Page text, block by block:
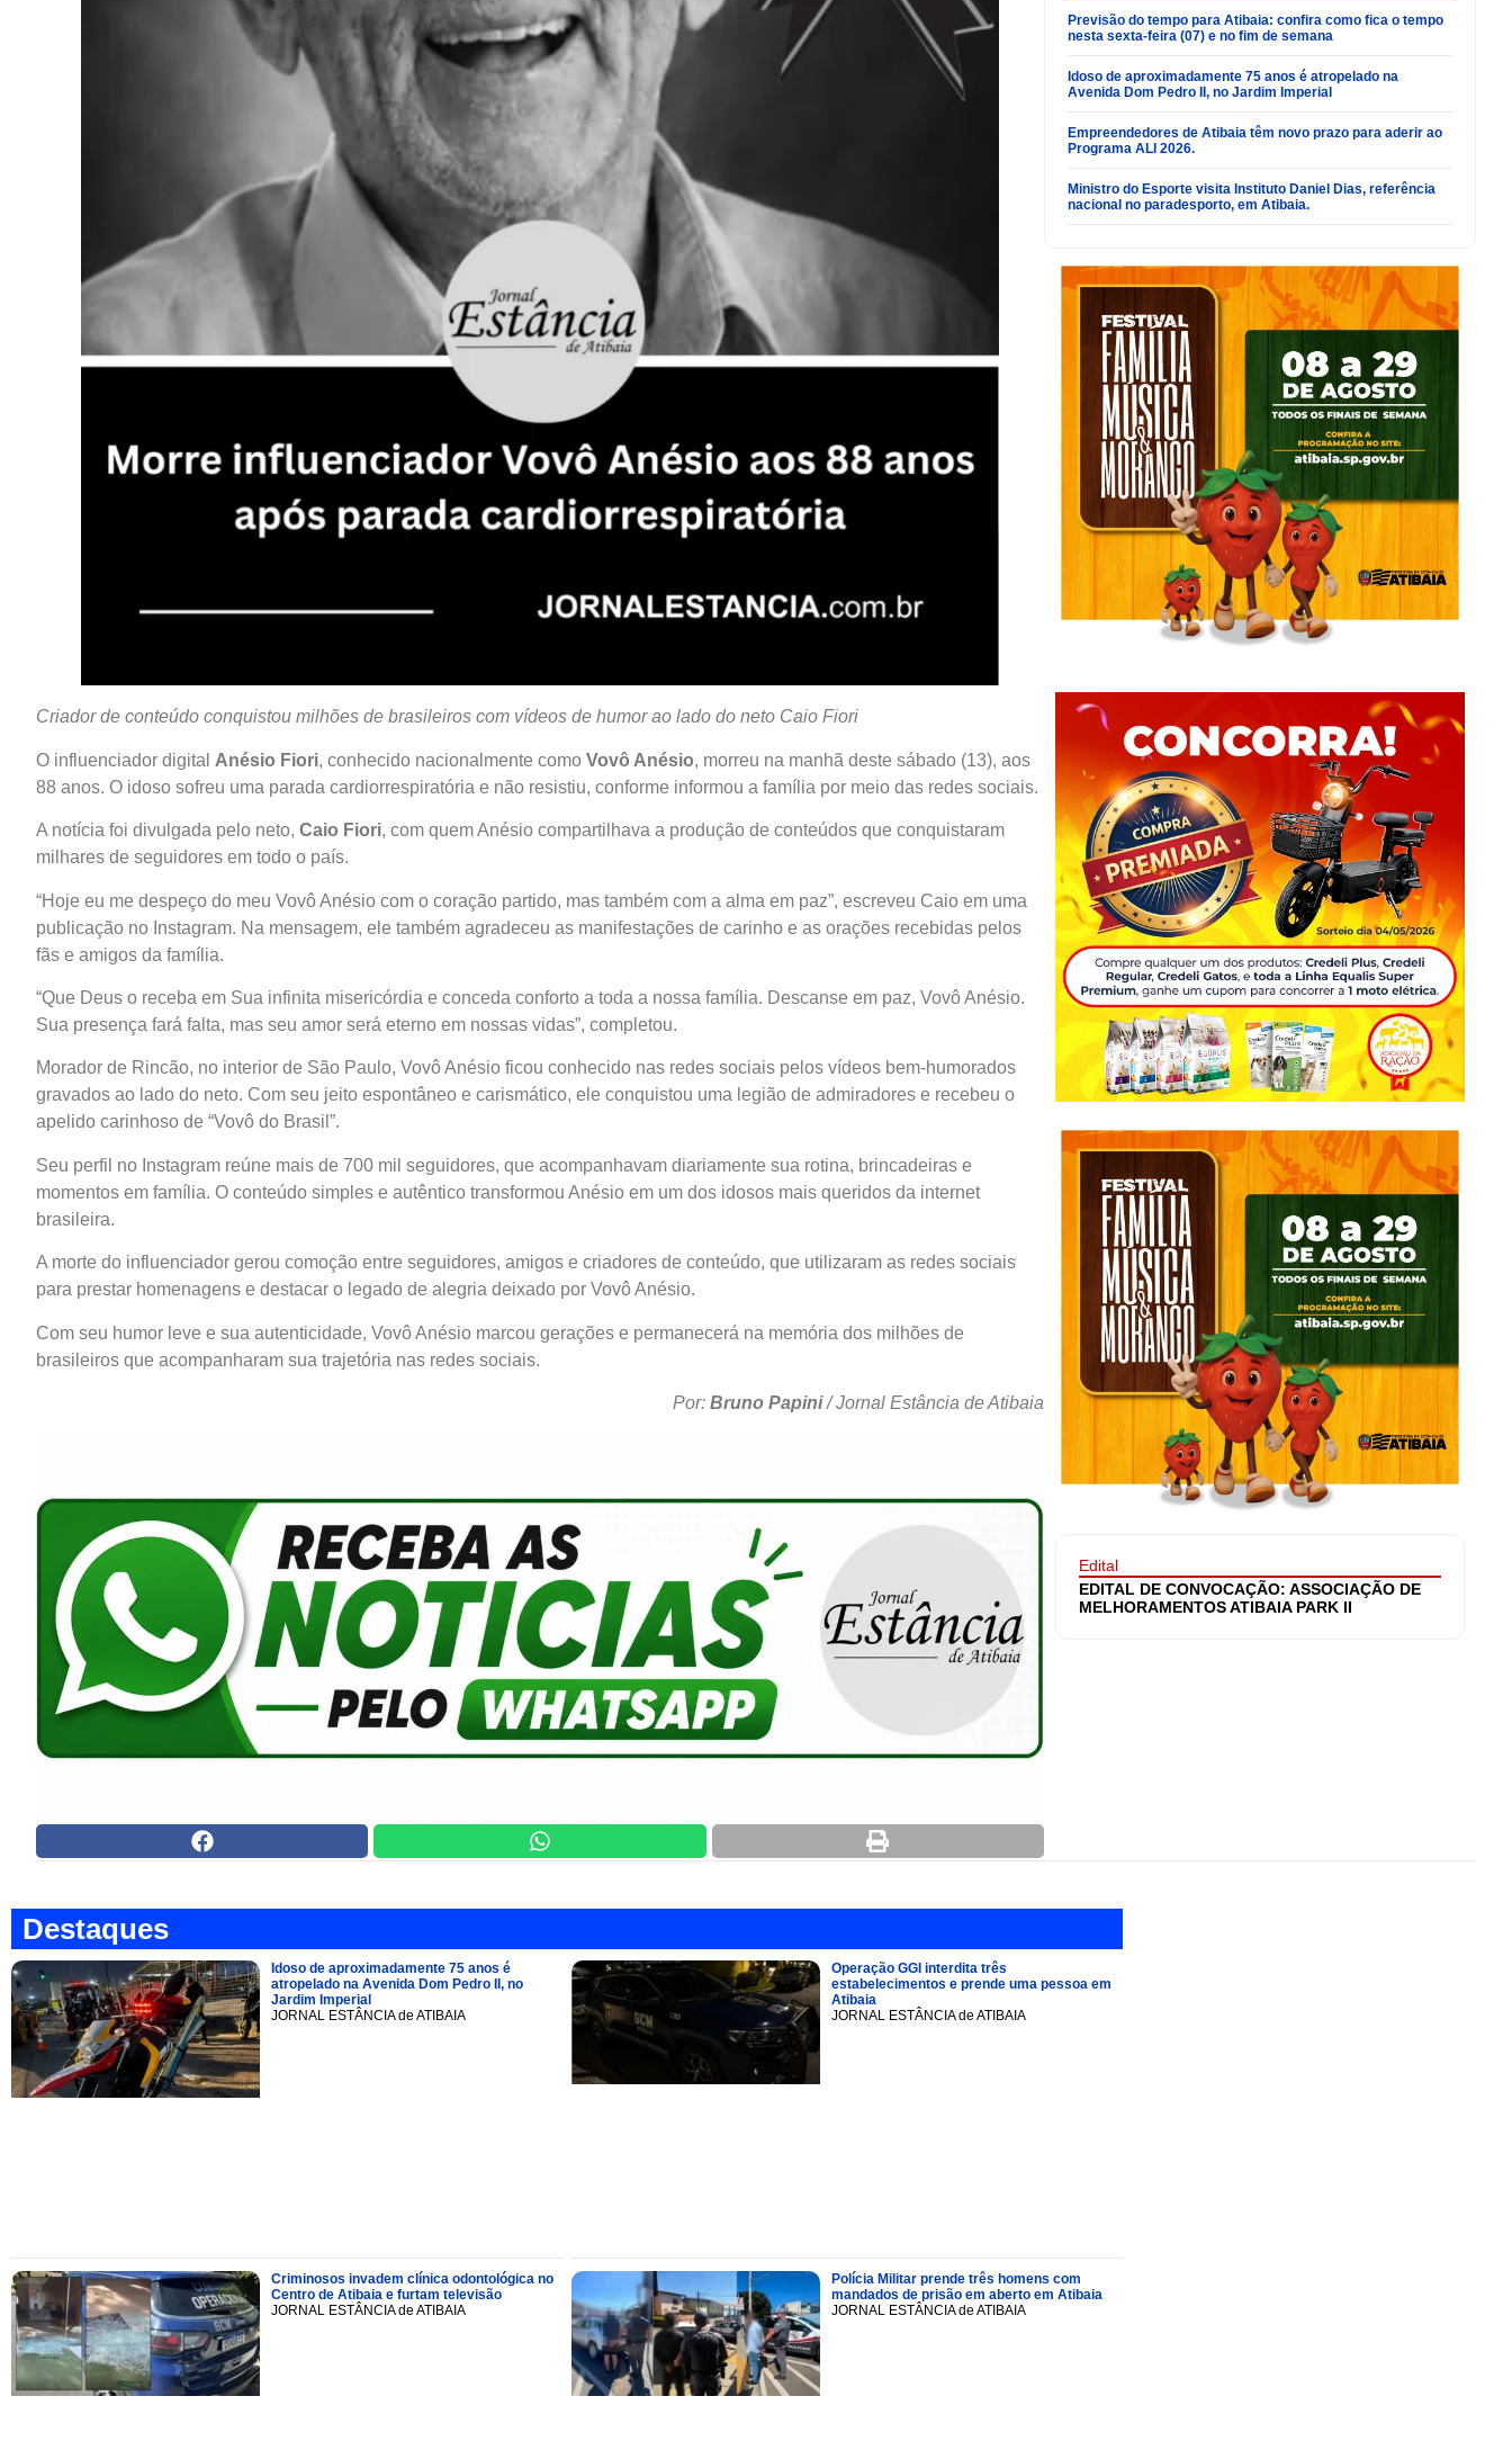
Criador de conteúdo conquistou milhões de brasileiros com vídeos de humor ao lado do neto Caio Fiori
O influenciador digital Anésio Fiori, conhecido nacionalmente como Vovô Anésio, morreu na manhã deste sábado (13), aos
88 anos. O idoso sofreu uma parada cardiorrespiratória e não resistiu, conforme informou a família por meio das redes sociais.
A notícia foi divulgada pelo neto, Caio Fiori, com quem Anésio compartilhava a produção de conteúdos que conquistaram
milhares de seguidores em todo o país.
“Hoje eu me despeço do meu Vovô Anésio com o coração partido, mas também com a alma em paz”, escreveu Caio em uma
publicação no Instagram. Na mensagem, ele também agradeceu as manifestações de carinho e as orações recebidas pelos
fãs e amigos da família.
“Que Deus o receba em Sua infinita misericórdia e conceda conforto a toda a nossa família. Descanse em paz, Vovô Anésio.
Sua presença fará falta, mas seu amor será eterno em nossas vidas”, completou.
Morador de Rincão, no interior de São Paulo, Vovô Anésio ficou conhecido nas redes sociais pelos vídeos bem-humorados
gravados ao lado do neto. Com seu jeito espontâneo e carismático, ele conquistou uma legião de admiradores e recebeu o
apelido carinhoso de “Vovô do Brasil”.
Seu perfil no Instagram reúne mais de 700 mil seguidores, que acompanhavam diariamente sua rotina, brincadeiras e
momentos em família. O conteúdo simples e autêntico transformou Anésio em um dos idosos mais queridos da internet
brasileira.
A morte do influenciador gerou comoção entre seguidores, amigos e criadores de conteúdo, que utilizaram as redes sociais
para prestar homenagens e destacar o legado de alegria deixado por Vovô Anésio.
Com seu humor leve e sua autenticidade, Vovô Anésio marcou gerações e permanecerá na memória dos milhões de
brasileiros que acompanharam sua trajetória nas redes sociais.
Por: Bruno Papini/ Jornal Estância de Atibaia
Previsão do tempo para Atibaia: confira como fica o tempo
nesta sexta-feira (07) e no fim de semana
Idoso de aproximadamente 75 anos é atropelado na
Avenida Dom Pedro II, no Jardim Imperial
Empreendedores de Atibaia têm novo prazo para aderir ao
Programa ALI 2026.
Ministro do Esporte visita Instituto Daniel Dias, referência
nacional no paradesporto, em Atibaia.
Edital
EDITAL DE CONVOCAÇÃO: ASSOCIAÇÃO DE
MELHORAMENTOS ATIBAIA PARK II
Destaques
Idoso de aproximadamente 75 anos é
atropelado na Avenida Dom Pedro II, no
Jardim Imperial
JORNAL ESTÂNCIA de ATIBAIA
Operação GGI interdita três
estabelecimentos e prende uma pessoa em
Atibaia
JORNAL ESTÂNCIA de ATIBAIA
Criminosos invadem clínica odontológica no
Centro de Atibaia e furtam televisão
JORNAL ESTÂNCIA de ATIBAIA
Polícia Militar prende três homens com
mandados de prisão em aberto em Atibaia
JORNAL ESTÂNCIA de ATIBAIA